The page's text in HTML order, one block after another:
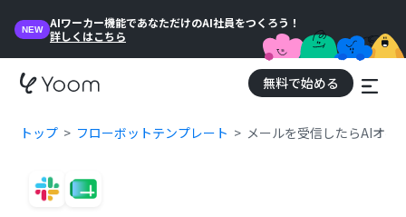
NEW
AIワーカー機能であなただけのAI社員をつくろう！
詳しくはこちら
無料で始める
トップ フローボットテンプレート メールを受信したらAIオ